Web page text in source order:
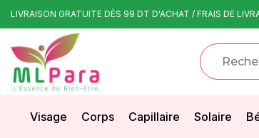
LIVRAISON GRATUITE DÈS 99 DT D'ACHAT / FRAIS DE
Visage Corps Capillaire Solaire